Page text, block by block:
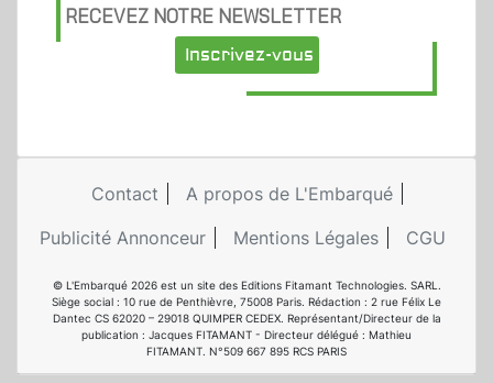
RECEVEZ NOTRE NEWSLETTER
Inscrivez-vous
Contact
A propos de L'Embarqué
Publicité Annonceur
Mentions Légales CGU
© L'Embarqué 2026 est un site des Editions Fitamant Technologies. SARL.
Siège social : 10 rue de Penthièvre, 75008 Paris. Rédaction : 2 rue Félix Le
Dantec CS 62020 – 29018 QUIMPER CEDEX. Représentant/Directeur de la
publication : Jacques FITAMANT - Directeur délégué : Mathieu
FITAMANT. N°509 667 895 RCS PARIS